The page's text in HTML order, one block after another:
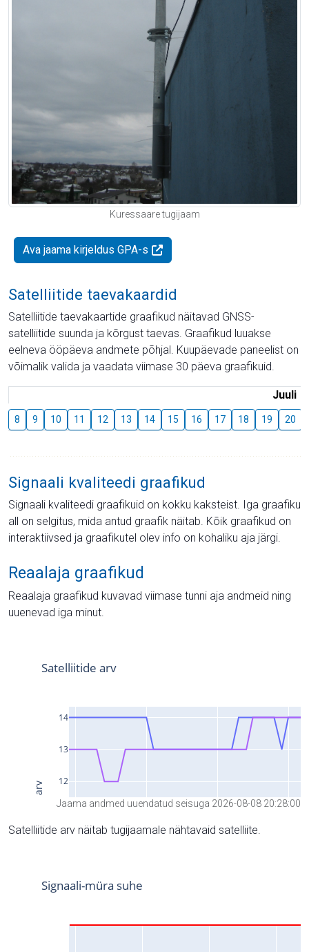
Kuressaare tugijaam
Ava jaama kirjeldus GPA-s
Satelliitide taevakaardid
Satelliitide taevakaartide graafikud näitavad GNSS-
satelliitide suunda ja kõrgust taevas. Graafikud luuakse
eelneva ööpäeva andmete põhjal. Kuupäevade paneelist on
võimalik valida ja vaadata viimase 30 päeva graafikuid.
Juuli
8 9 10 11 12 13 14 15 16 17 18 19 20
Signaali kvaliteedi graafikud
Signaali kvaliteedi graafikuid on kokku kaksteist. Iga graafiku
all on selgitus, mida antud graafik näitab. Kõik graafikud on
interaktiivsed ja graafikutel olev info on kohaliku aja järgi.
Reaalaja graafikud
Reaalaja graafikud kuvavad viimase tunni aja andmeid ning
uuenevad iga minut.
Jaama andmed uuendatud seisuga 2026-08-08 20:28:00
Satelliitide arv näitab tugijaamale nähtavaid satelliite.